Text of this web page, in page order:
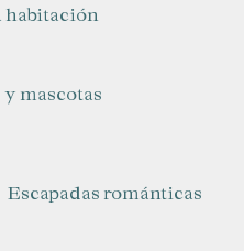
habitación
mascotas
Escapadas románticas